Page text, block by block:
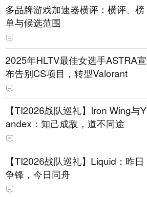
多品牌游戏加速器横评：横评、榜
单与候选范围
2025年HLTV最佳女选手ASTRA宣
布告别CS项目，转型Valorant
【TI2026战队巡礼】Iron Wing与Y
andex：知己成敌，道不同途
【TI2026战队巡礼】Liquid：昨日
争锋，今日同舟